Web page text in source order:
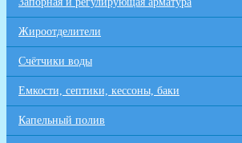
Жироотделители
Счётчики воды
Емкости, септики, кессоны, баки
Капельный полив